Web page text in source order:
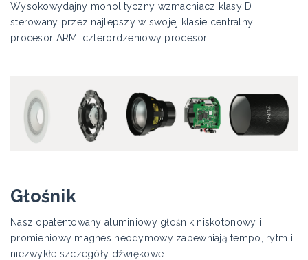
Wysokowydajny monolityczny wzmacniacz klasy D
sterowany przez najlepszy w swojej klasie centralny
procesor ARM, czterordzeniowy procesor.
Głośnik
Nasz opatentowany aluminiowy głośnik niskotonowy i
promieniowy magnes neodymowy zapewniają tempo, rytm i
niezwykłe szczegóły dźwiękowe.